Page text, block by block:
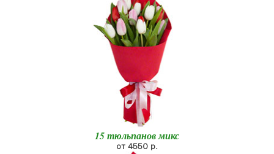
15 тюльпанов микс
от 4550 р.